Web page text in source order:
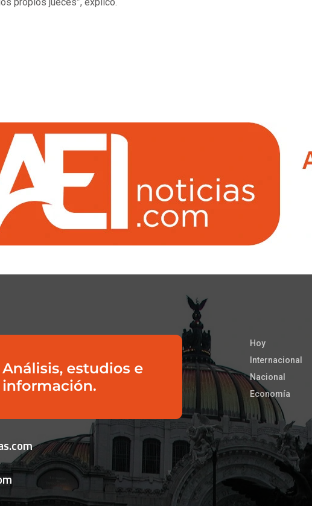
Hoy
Internacional
Nacional
Economía